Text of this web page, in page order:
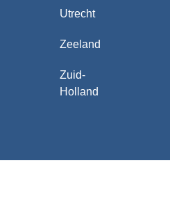
Utrecht
Zeeland
Zuid-
Holland